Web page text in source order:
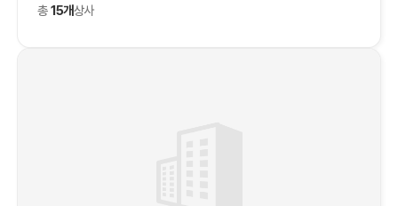
총15개상사